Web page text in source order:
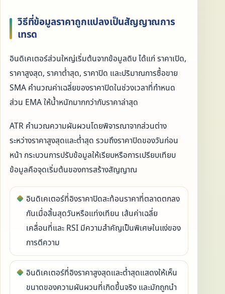
วิธีที่ข้อมูลราคาถูกแปลงเป็นสัญญาณการ
เทรด
อินดิเคเตอร์ส่วนใหญ่เริ่มต้นจากข้อมูลดิบ ได้แก่ ราคาเปิด,
ราคาสูงสุด, ราคาต่ำสุด, ราคาปิด และปริมาณการซื้อขาย
SMA คำนวณค่าเฉลี่ยของราคาปิดในช่วงเวลาที่กำหนด
ส่วน EMA ให้น้ำหนักมากกว่ากับราคาล่าสุด
ATR คำนวณความผันผวนโดยพิจารณาจากส่วนต่าง
ระหว่างราคาสูงสุดและต่ำสุด รวมถึงราคาปิดของวันก่อน
หน้า กระบวนการปรับข้อมูลให้เรียบหรือการเปรียบเทียบ
ข้อมูลคือจุดเริ่มต้นของการสร้างสัญญาณ
อินดิเคเตอร์ที่อิงราคาปิดสะท้อนราคาที่ตลาดตกลง
กันเมื่อสิ้นสุดวันหรือแท่งเทียน เส้นค่าเฉลี่ย
เคลื่อนที่และ RSI มีความสำคัญเป็นพิเศษในแง่ของ
การตีความ
อินดิเคเตอร์ที่อิงราคาสูงสุดและต่ำสุดแสดงให้เห็น
ขนาดของความผันผวนที่เกิดขึ้นจริง และมักถูกนำ